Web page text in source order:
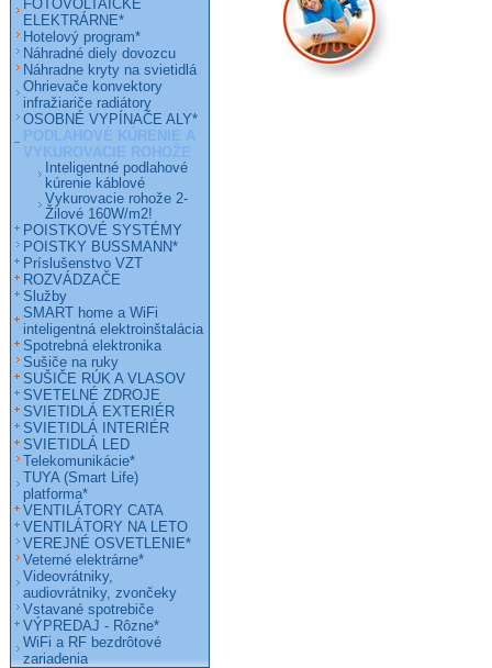
FOTOVOLTAICKÉ
ELEKTRÁRNE*
Hotelový program*
Náhradné diely dovozcu
Náhradne kryty na svietidlá
Ohrievače konvektory
infražiariče radiátory
OSOBNÉ VYPÍNAČE ALY*
PODLAHOVÉ KÚRENIE A
VYKUROVACIE ROHOŽE
Inteligentné podlahové
kúrenie káblové
Vykurovacie rohože 2-
Žilové 160W/m2!
POISTKOVÉ SYSTÉMY
POISTKY BUSSMANN*
Príslušenstvo VZT
ROZVÁDZAČE
Služby
SMART home a WiFi
inteligentná elektroinštalácia
Spotrebná elektronika
Sušiče na ruky
SUŠIČE RÚK A VLASOV
SVETELNÉ ZDROJE
SVIETIDLÁ EXTERIÉR
SVIETIDLÁ INTERIÉR
SVIETIDLÁ LED
Telekomunikácie*
TUYA (Smart Life)
platforma*
VENTILÁTORY CATA
VENTILÁTORY NA LETO
VEREJNÉ OSVETLENIE*
Veterné elektrárne*
Videovrátniky,
audiovrátniky, zvončeky
Vstavané spotrebiče
VÝPREDAJ - Rôzne*
WiFi a RF bezdrôtové
zariadenia